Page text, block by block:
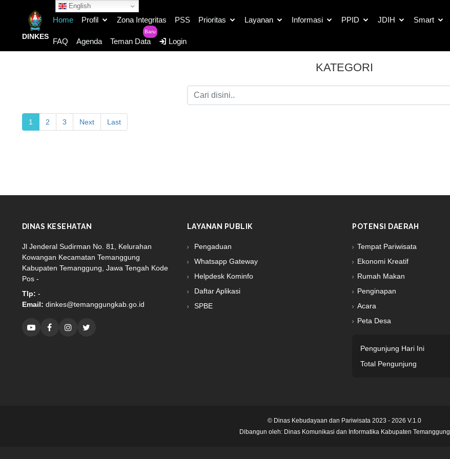
English
DINKES
Home Profil Zona Integritas PSS Prioritas Layanan Informasi PPID JDIH Smart
FAQ Agenda Teman Data
Baru
Login
KATEGORI
1 2 3 Next Last
DINAS KESEHATAN
Jl Jenderal Sudirman No. 81, Kelurahan
Kowangan Kecamatan Temanggung
Kabupaten Temanggung, Jawa Tengah Kode
Pos -
Tlp: -
Email: dinkes@temanggungkab.go.id
LAYANAN PUBLIK
Pengaduan
Whatsapp Gateway
Helpdesk Kominfo
Daftar Aplikasi
SPBE
POTENSI DAERAH
Tempat Pariwisata
Ekonomi Kreatif
Rumah Makan
Penginapan
Acara
Peta Desa
Pengunjung Hari Ini
Total Pengunjung
© Dinas Kebudayaan dan Pariwisata 2023 - 2026 V.1.0
Dibangun oleh: Dinas Komunikasi dan Informatika Kabupaten Temanggung